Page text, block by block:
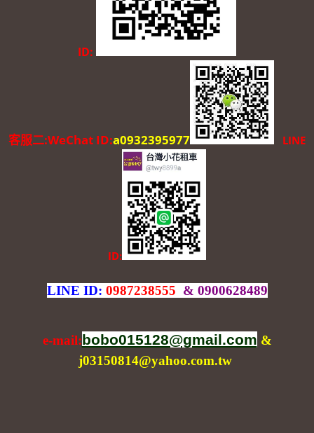
ID:
客服二:WeChat ID:a0932395977 LINE
ID:
LINE ID: 0987238555 & 0900628489
e-mail:bobo015128@gmail.com &
j03150814@yahoo.com.tw